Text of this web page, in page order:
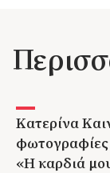
Κατερίνα
«Η καρδιά